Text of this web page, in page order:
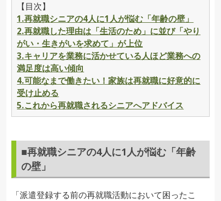
【目次】
1.再就職シニアの4人に1人が悩む「年齢の壁」
2.再就職した理由は「生活のため」に並び「やり
がい・生きがいを求めて」が上位
3.キャリアを業務に活かせている人ほど業務への
満足度は高い傾向
4.可能なまで働きたい！家族は再就職に好意的に
受け止める
5.これから再就職されるシニアへアドバイス
■再就職シニアの4人に1人が悩む「年齢
の壁」
「派遣登録する前の再就職活動において困ったこ